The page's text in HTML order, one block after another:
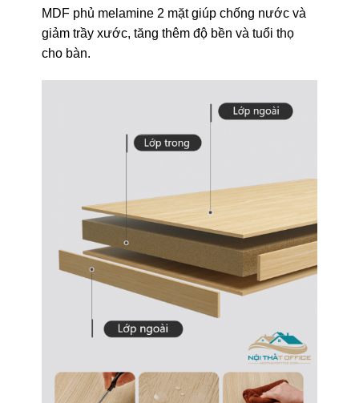
MDF phủ melamine 2 mặt giúp chống nước và
giảm trầy xước, tăng thêm độ bền và tuổi thọ
cho bàn.